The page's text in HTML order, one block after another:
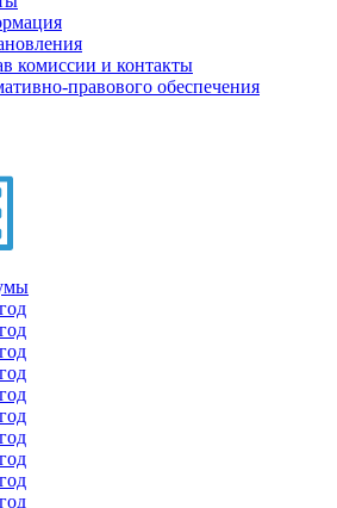
комиссии и контакты
правового обеспечения